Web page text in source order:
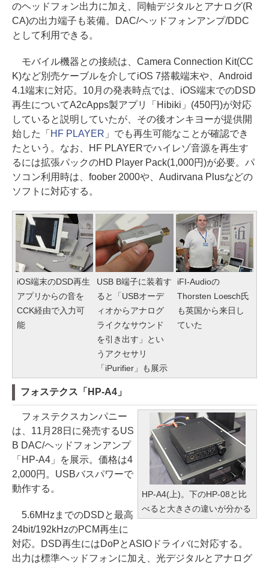
のヘッドフォン出力に加え、同軸デジタルとアナログ(R
CA)の出力端子も装備。DAC/ヘッドフォンアンプ/DDC
として利用できる。
モバイル機器との接続は、Camera Connection Kit(CC
K)など別売ケーブルを介してiOS 7搭載端末や、Android
4.1端末に対応。10月の発表時点では、iOS端末でのDSD
再生についてA2cApps製アプリ「Hibiki」(450円)が対応
していると説明していたが、その後オンキヨーが提供開
始した「 HF PLAYER 」でも再生可能なことが確認でき
たという。なお、HF PLAYERでハイレゾ音源を再生す
るには拡張パックのHD Player Pack(1,000円)が必要。パ
ソコン利用時は、foober 2000や、Audirvana Plusなどの
ソフトに対応する。
iOS端末のDSD再生
アプリからの音を
CCK経由で入力可
能
USB B端子に装着す
ると「USBオーデ
ィオからアナログ
ライクなサウンド
を引き出す」とい
うアクセサリ
「iPurifier」も展示
iFI-Audioの
Thorsten Loesch氏
も英国から来日し
ていた
フォステクス「HP-A4」
HP-A4(上)。下のHP-08と比
べると大きさの違いが分かる
フォステクスカンパニー
は、11月28日に発売するUS
B DAC/ヘッドフォンアンプ
「HP-A4」を展示。価格は4
2,000円。USBバスパワーで
動作する。
5.6MHzまでのDSDと最高
24bit/192kHzのPCM再生に
対応。DSD再生にはDoPとASIOドライバに対応する。
出力は標準ヘッドフォンに加え、光デジタルとアナログ